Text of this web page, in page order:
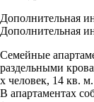
Дополнительная
Дополнительная
Семейные
раздельными
х человек, 14 кв. м.
В апартаментах